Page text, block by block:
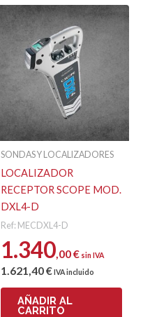
SONDAS Y LOCALIZADORES
LOCALIZADOR
RECEPTOR SCOPE MOD.
DXL4-D
Ref: MECDXL4-D
1.340,00€ sin IVA
1.621,40€ IVA incluido
AÑADIR AL
CARRITO